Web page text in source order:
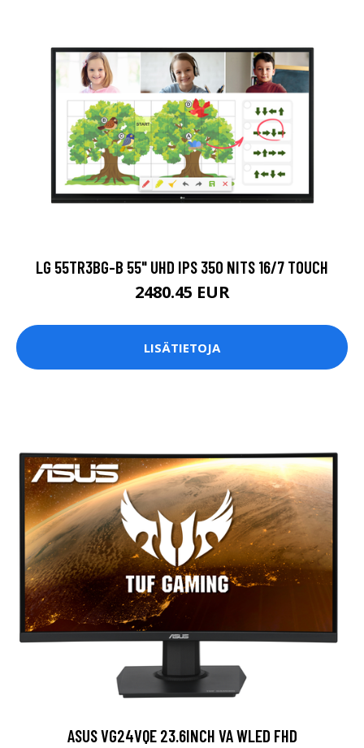
LG 55TR3BG-B 55" UHD IPS 350 NITS 16/7 TOUCH
2480.45 EUR
LISÄTIETOJA
ASUS VG24VQE 23.6INCH VA WLED FHD